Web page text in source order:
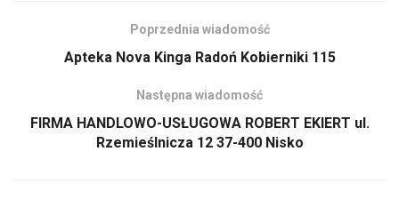
Poprzednia wiadomość
Apteka Nova Kinga Radoń Kobierniki 115
Następna wiadomość
FIRMA HANDLOWO-USŁUGOWA ROBERT EKIERT ul.
Rzemieślnicza 12 37-400 Nisko